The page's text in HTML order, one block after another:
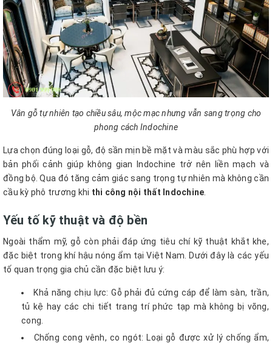
Vân gỗ tự nhiên tạo chiều sâu, mộc mạc nhưng vẫn sang trọng cho
phong cách Indochine
Lựa chọn đúng loại gỗ, độ sần mịn bề mặt và màu sắc phù hợp với
bản phối cảnh giúp không gian Indochine trở nên liền mạch và
đồng bộ. Qua đó tăng cảm giác sang trọng tự nhiên mà không cần
cầu kỳ phô trương khi thi công nội thất Indochine
Yếu tố kỹ thuật và độ bền
Ngoài thẩm mỹ, gỗ còn phải đáp ứng tiêu chí kỹ thuật khắt khe,
đặc biệt trong khí hậu nóng ẩm tại Việt Nam. Dưới đây là các yếu
tố quan trọng gia chủ cần đặc biệt lưu ý:
Khả năng chịu lực: Gỗ phải đủ cứng cáp để làm sàn, trần,
tủ kệ hay các chi tiết trang trí phức tạp mà không bị võng,
cong.
Chống cong vênh, co ngót: Loại gỗ được xử lý chống ẩm,